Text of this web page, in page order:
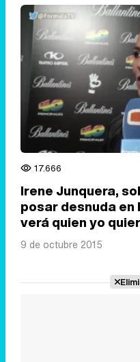
17.666
Irene Junquera,
posar desnuda
verá quien yo
9 de octubre 2015